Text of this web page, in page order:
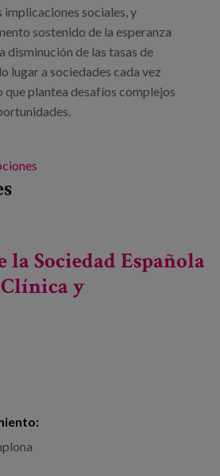
implicaciones sociales, y
sostenido de la esperanza
disminución de las tasas de
lugar a sociedades cada vez
que plantea desafíos complejos
la Sociedad Española
y